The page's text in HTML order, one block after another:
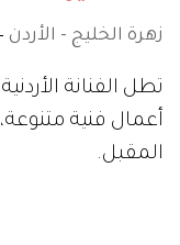
زهرة الخليج - الأردن
تطل الفنانة
أعمال فنية
المقبل.